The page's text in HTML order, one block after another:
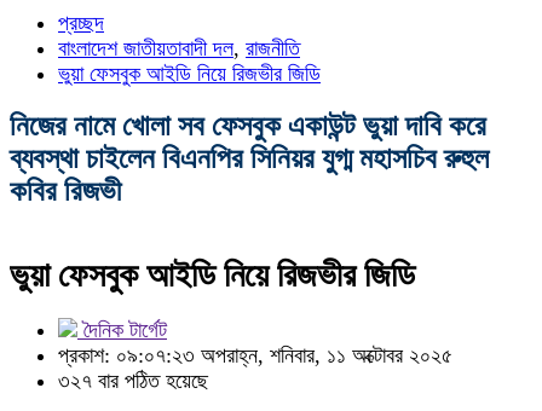
প্রচ্ছদ
বাংলাদেশ জাতীয়তাবাদী দল, রাজনীতি
ভুয়া ফেসবুক আইডি নিয়ে রিজভীর জিডি
নিজের নামে খোলা সব ফেসবুক একাউন্ট ভুয়া দাবি করে
ব্যবস্থা চাইলেন বিএনপির সিনিয়র যুগ্ম মহাসচিব রুহুল
কবির রিজভী
ভুয়া ফেসবুক আইডি নিয়ে রিজভীর জিডি
দৈনিক টার্গেট
প্রকাশ: ০৯:০৭:২৩ অপরাহ্ন, শনিবার, ১১ অক্টোবর ২০২৫
৩২৭ বার পঠিত হয়েছে